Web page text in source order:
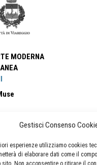
Gestisci Consenso
esperienze utilizziamo cookies
di elaborare dati come il
sito. Non acconsentire o ritirare il
MODERNA
Cell:+39 338 5714978
(orario 09.00/13.00)